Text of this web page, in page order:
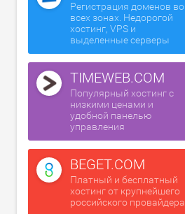
Регистрация доменов во
всех зонах. Недорогой
хостинг, VPS и
выделенные серверы
TIMEWEB.COM
Популярный хостинг с
низкими ценами и
удобной панелью
управления
BEGET.COM
Платный и бесплатный
хостинг от крупнейшего
российского провайдера